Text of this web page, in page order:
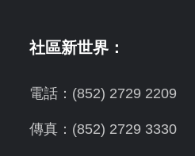
社區新世界：
電話：(852) 2729 2209
傳真：(852) 2729 3330